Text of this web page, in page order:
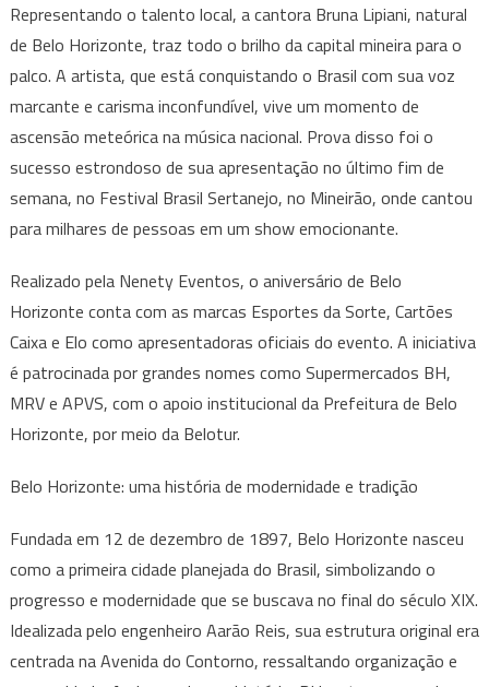
Representando o talento local, a cantora Bruna Lipiani, natural
de Belo Horizonte, traz todo o brilho da capital mineira para o
palco. A artista, que está conquistando o Brasil com sua voz
marcante e carisma inconfundível, vive um momento de
ascensão meteórica na música nacional. Prova disso foi o
sucesso estrondoso de sua apresentação no último fim de
semana, no Festival Brasil Sertanejo, no Mineirão, onde cantou
para milhares de pessoas em um show emocionante.
Realizado pela Nenety Eventos, o aniversário de Belo
Horizonte conta com as marcas Esportes da Sorte, Cartões
Caixa e Elo como apresentadoras oficiais do evento. A iniciativa
é patrocinada por grandes nomes como Supermercados BH,
MRV e APVS, com o apoio institucional da Prefeitura de Belo
Horizonte, por meio da Belotur.
Belo Horizonte: uma história de modernidade e tradição
Fundada em 12 de dezembro de 1897, Belo Horizonte nasceu
como a primeira cidade planejada do Brasil, simbolizando o
progresso e modernidade que se buscava no final do século XIX.
Idealizada pelo engenheiro Aarão Reis, sua estrutura original era
centrada na Avenida do Contorno, ressaltando organização e